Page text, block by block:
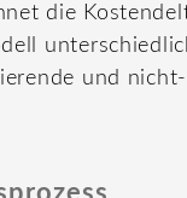
die
und